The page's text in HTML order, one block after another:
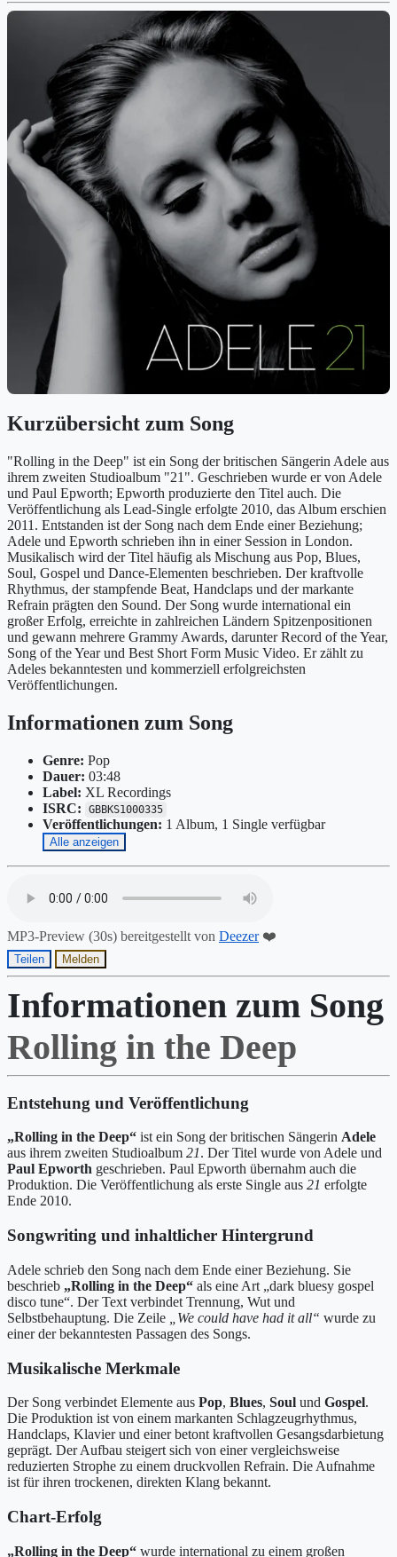
Kurzübersicht zum Song
"Rolling in the Deep" ist ein Song der britischen Sängerin Adele aus
ihrem zweiten Studioalbum "21". Geschrieben wurde er von Adele
und Paul Epworth; Epworth produzierte den Titel auch. Die
Veröffentlichung als Lead-Single erfolgte 2010, das Album erschien
2011. Entstanden ist der Song nach dem Ende einer Beziehung;
Adele und Epworth schrieben ihn in einer Session in London.
Musikalisch wird der Titel häufig als Mischung aus Pop, Blues,
Soul, Gospel und Dance-Elementen beschrieben. Der kraftvolle
Rhythmus, der stampfende Beat, Handclaps und der markante
Refrain prägten den Sound. Der Song wurde international ein
großer Erfolg, erreichte in zahlreichen Ländern Spitzenpositionen
und gewann mehrere Grammy Awards, darunter Record of the Year,
Song of the Year und Best Short Form Music Video. Er zählt zu
Adeles bekanntesten und kommerziell erfolgreichsten
Veröffentlichungen.
Informationen zum Song
Genre: Pop
Dauer: 03:48
Label: XL Recordings
ISRC:
GBBKS1000335
Veröffentlichungen: 1 Album, 1 Single verfügbar
Alle anzeigen
MP3-Preview (30s) bereitgestellt von Deezer❤️
Teilen Melden
Informationen zum Song
Rolling in the Deep
Entstehung und Veröffentlichung
„Rolling in the Deep“ ist ein Song der britischen Sängerin Adele
aus ihrem zweiten Studioalbum 21. Der Titel wurde von Adele und
Paul Epworth geschrieben. Paul Epworth übernahm auch die
Produktion. Die Veröffentlichung als erste Single aus 21 erfolgte
Ende 2010.
Songwriting und inhaltlicher Hintergrund
Adele schrieb den Song nach dem Ende einer Beziehung. Sie
beschrieb „Rolling in the Deep“ als eine Art „dark bluesy gospel
disco tune“. Der Text verbindet Trennung, Wut und
Selbstbehauptung. Die Zeile
„We could have had it all“ wurde zu
einer der bekanntesten Passagen des Songs.
Musikalische Merkmale
Der Song verbindet Elemente aus Pop, Blues, Soul und Gospel.
Die Produktion ist von einem markanten Schlagzeugrhythmus,
Handclaps, Klavier und einer betont kraftvollen Gesangsdarbietung
geprägt. Der Aufbau steigert sich von einer vergleichsweise
reduzierten Strophe zu einem druckvollen Refrain. Die Aufnahme
ist für ihren trockenen, direkten Klang bekannt.
Chart-Erfolg
„Rolling in the Deep“ wurde international zu einem großen